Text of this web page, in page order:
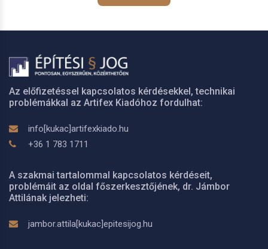
Az előfizetéssel kapcsolatos kérdésekkel, technikai
problémákkal az Artifex Kiadóhoz fordulhat:
info[kukac]artifexkiado.hu
+36 1 783 1711
A szakmai tartalommal kapcsolatos kérdéseit,
problémáit az oldal főszerkesztőjének, dr. Jámbor
Attilának jelezheti:
jambor.attila[kukac]epitesijog.hu